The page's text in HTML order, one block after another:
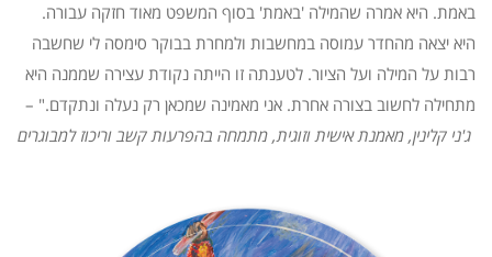
באמת. היא אמרה שהמילה 'באמת' בסוף המשפט מאוד חזקה עבורה.
היא יצאה מהחדר עמוסה במחשבות ולמחרת בבוקר סימסה לי שחשבה
רבות על המילה ועל הציור. לטענתה זו הייתה נקודת עצירה שממנה היא
מתחילה לחשוב בצורה אחרת. אני מאמינה שמכאן רק נעלה ונתקדם." –
ג'ני קלינין, מאמנת אישית וזוגית, מתמחה בהפרעות קשב וריכוז למבוגרים